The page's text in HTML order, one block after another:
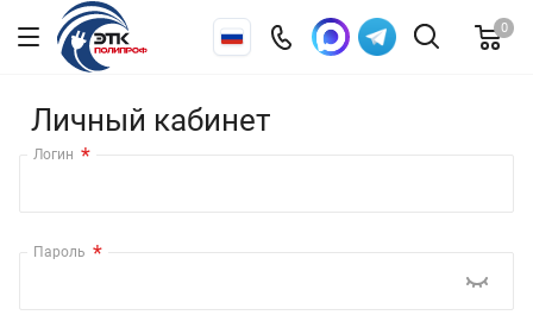
0
Личный кабинет
Логин *
Пароль *